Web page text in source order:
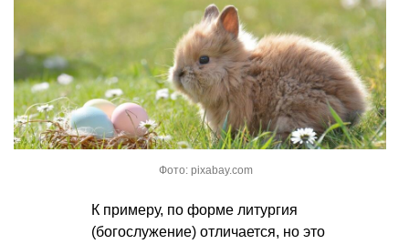
Фото: pixabay.com
К примеру, по форме литургия
(богослужение) отличается, но это